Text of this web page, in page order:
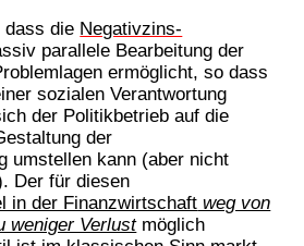
dass die Negativzins-
parallele Bearbeitung der
ermöglicht, so dass
sozialen Verantwortung
der Politikbetrieb auf die
der
umstellen kann (aber nicht
Der für diesen
in der Finanzwirtschaft weg von
weniger Verlustmöglich